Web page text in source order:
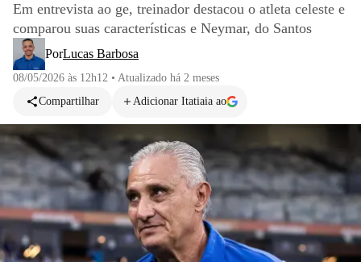
Em entrevista ao ge, treinador destacou o atleta celeste e
comparou suas características e Neymar, do Santos
PorLucas Barbosa
08/05/2026 às 12h12 • Atualizado há 2 meses
Compartilhar
Adicionar Itatiaia ao